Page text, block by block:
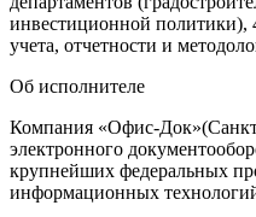
инвестиционной политики),
учета, отчетности и
Об исполнителе
Компания «Офис-
электронного
крупнейших федеральных
информационных